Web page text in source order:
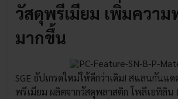
วัสดุพรีเมียม เพิ่มควา
มากขึ้น
SGE อัปเกรดใหม่ให้ดีกว่าเดิม! สแลนกันแ
พรีเมียม ผลิตจากวัสดุพลาสติก โพลีเอทิลิน